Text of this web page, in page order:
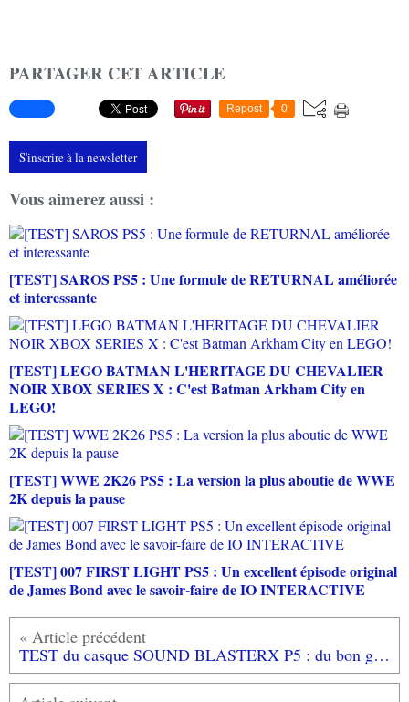
PARTAGER CET ARTICLE
Repost 0
S'inscrire à la newsletter
Vous aimerez aussi :
[TEST] SAROS PS5 : Une formule de RETURNAL améliorée
et interessante
[TEST] LEGO BATMAN L'HERITAGE DU CHEVALIER
NOIR XBOX SERIES X : C'est Batman Arkham City en
LEGO!
[TEST] WWE 2K26 PS5 : La version la plus aboutie de WWE
2K depuis la pause
[TEST] 007 FIRST LIGHT PS5 : Un excellent épisode original
de James Bond avec le savoir-faire de IO INTERACTIVE
TEST du casque SOUND BLASTERX P5 : du bon gros son pour de l'intra-auriculaire!